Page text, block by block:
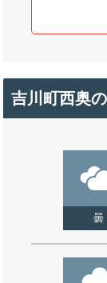
吉川町西奥
曇